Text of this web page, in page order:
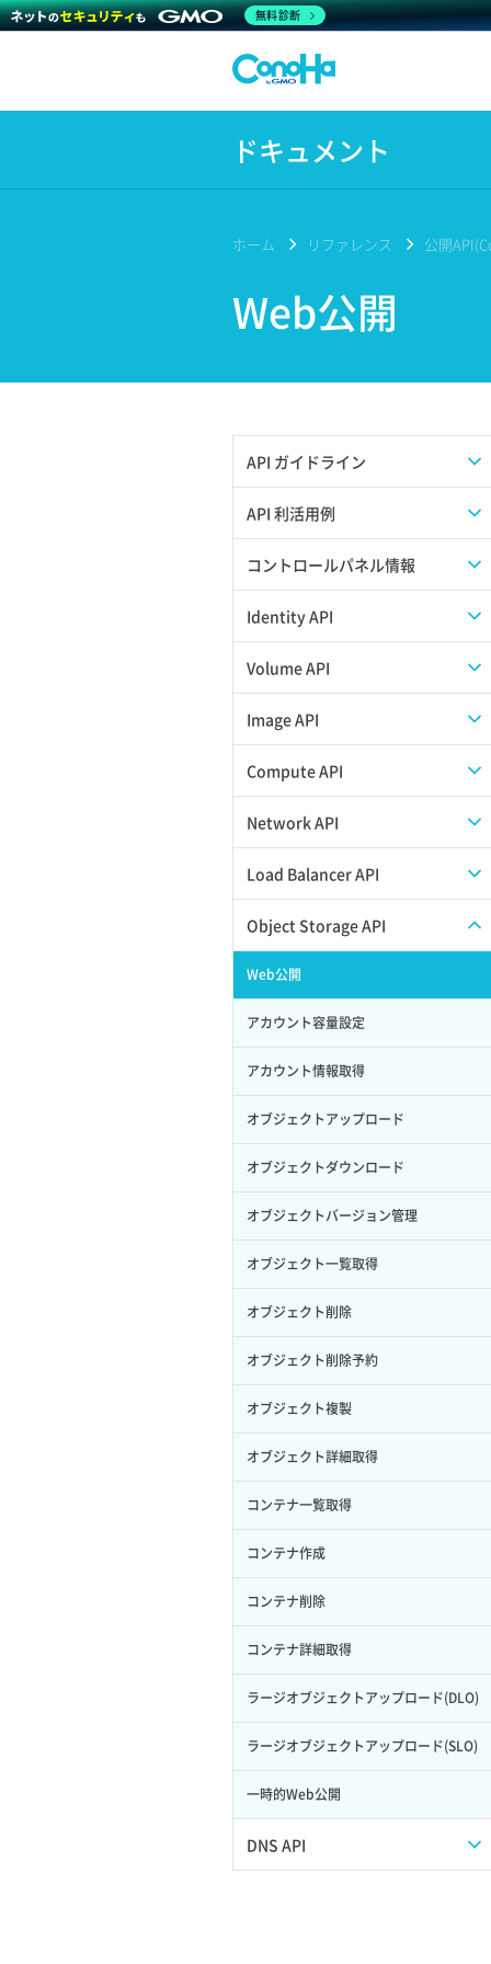
ドキュメント
ホーム リファレンス 公開
Web公開
API ガイドライン
APIのご利用について
API 利活用例
APIでAPIサブユーザーを作成する
APIでVPSにISOイメージを挿入する
APIでVPSを作成する
コントロールパネル情報
APIユーザーを作成する
API情報を確認する
Identity API
Credential一覧取得
Credential作成
Credential削除
サブユーザーにロールを紐づけ
サブユーザー一覧取得
サブユーザー作成
サブユーザー削除
サブユーザー更新
サブユーザー詳細取得
トークン発行
パーミッション一覧取得
ロールからパーミッションを紐づけ解
除
ロールにパーミッションを紐づけ
ロール一覧取得
ロール作成
ロール削除
ロール更新
ロール詳細取得
Volume API
スナップショット一覧取得
スナップショット作成
スナップショット削除
スナップショット詳細取得（アイテム
指定）
バックアップリストア
バックアップ一覧取得
バックアップ詳細一覧取得
バックアップ詳細取得
ボリュームイメージ保存
ボリュームタイプ一覧取得
ボリュームタイプ詳細取得
ボリューム一覧取得
ボリューム作成
ボリューム削除
ボリューム更新
ボリューム詳細一覧取得
ボリューム詳細取得
自動バックアップ有効化
自動バックアップ無効化
Image API
ISOイメージアップロード
ISOイメージ作成
イメージ一覧取得
Compute API
ISOイメージ挿入/排出
SSHキーペア一覧取得
SSHキーペア作成
SSHキーペア削除
SSHキーペア詳細取得
アタッチ済みポート一覧取得
アタッチ済みポート詳細取得
アタッチ済みボリューム一覧
アタッチ済みボリューム詳細取得
コンソールURL発行
サーバーに紐づくアドレス取得
サーバーに紐づくアドレス取得（ネッ
トワーク指定）
サーバーに紐づくセキュリティグルー
プ取得
サーバープラン一覧取得
サーバープラン変更
サーバープラン詳細一覧取得
サーバープラン詳細取得
サーバーメタデータ取得
サーバーメタデータ更新（ネームタグ
変更）
サーバー一覧取得
サーバー作成
Network API
QoSポリシー一覧取得
QoSポリシー詳細取得
サブネット一覧取得
サブネット作成（ローカルネットワー
ーク用）
ネットワーク削除（ローカルネットワ
ーク用）
ネットワーク詳細取得
ポート一覧取得
Load Balancer API
プール一覧取得
プール作成
プール削除
プール更新
プール詳細取得
ヘルスモニタ一覧取得
ヘルスモニタ作成
ヘルスモニタ削除
ヘルスモニタ更新
ヘルスモニタ詳細取得
メンバー一覧
メンバー削除
メンバー更新
メンバー詳細取得
メンバー追加
リスナー一覧取得
リスナー作成
リスナー削除
リスナー更新
リスナー詳細取得
Object Storage API
Web公開
アカウント容量設定
アカウント情報取得
オブジェクトアップロード
オブジェクトダウンロード
オブジェクトバージョン管理
オブジェクト一覧取得
オブジェクト削除
オブジェクト削除予約
オブジェクト複製
オブジェクト詳細取得
コンテナ一覧取得
コンテナ作成
コンテナ削除
コンテナ詳細取得
ラージオブジェクトアップロード(DLO)
ラージオブジェクトアップロード(SLO)
一時的Web公開
DNS API
無料診断